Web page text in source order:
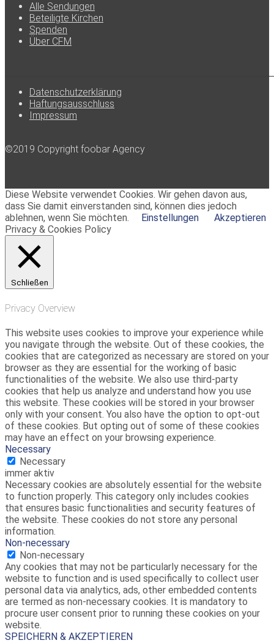
Alle Sendungen
Beteiligte Kirchen
Spenden
Über CFM
Datenschutzerklärung
Haftungsausschluss
Impressum
©2019 Copyright foobar Agency
Diese Website verwendet Cookies. Wir gehen davon aus,
dass Sie damit einverstanden sind, können dies jedoch
ablehnen, wenn Sie möchten.
Einstellungen
Akzeptieren
Privacy & Cookies Policy
Schließen
Privacy Overview
This website uses cookies to improve your experience while
you navigate through the website. Out of these cookies, the
cookies that are categorized as necessary are stored on your
browser as they are essential for the working of basic
functionalities of the website. We also use third-party
cookies that help us analyze and understand how you use
this website. These cookies will be stored in your browser
only with your consent. You also have the option to opt-out
of these cookies. But opting out of some of these cookies
may have an effect on your browsing experience.
Necessary
Necessary
immer aktiv
Necessary cookies are absolutely essential for the website
to function properly. This category only includes cookies
that ensures basic functionalities and security features of
the website. These cookies do not store any personal
information.
Non-necessary
Non-necessary
Any cookies that may not be particularly necessary for the
website to function and is used specifically to collect user
personal data via analytics, ads, other embedded contents
are termed as non-necessary cookies. It is mandatory to
procure user consent prior to running these cookies on your
website.
SPEICHERN & AKZEPTIEREN